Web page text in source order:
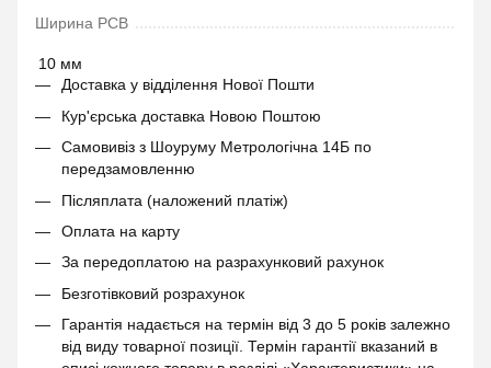
Ширина PCB
10 мм
Доставка у відділення Нової Пошти
Кур'єрська доставка Новою Поштою
Самовивіз з Шоуруму Метрологічна 14Б по
передзамовленню
Післяплата (наложений платіж)
Оплата на карту
За передоплатою на разрахунковий рахунок
Безготівковий розрахунок
Гарантія надається на термін від 3 до 5 років залежно
від виду товарної позиції. Термін гарантії вказаний в